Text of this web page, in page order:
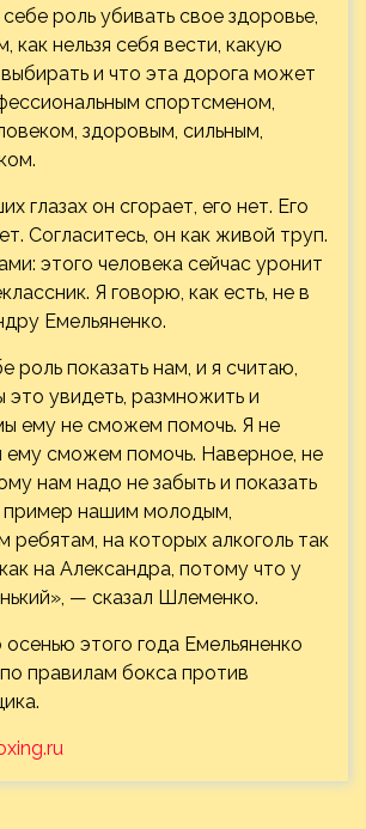
роль убивать свое здоровье,
как нельзя себя вести, какую
и что эта дорога может
спортсменом,
здоровым, сильным,
глазах он сгорает, его нет. Его
Согласитесь, он как живой труп.
этого человека сейчас уронит
Я говорю, как есть, не в
Емельяненко.
роль показать нам, и я считаю,
увидеть, размножить и
ему не сможем помочь. Я не
ему сможем помочь. Наверное, не
нам надо не забыть и показать
пример нашим молодым,
на которых алкоголь так
на Александра, потому что у
— сказал Шлеменко.
этого года Емельяненко
правилам бокса против